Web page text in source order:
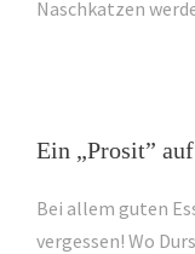
Naschkatzen
Ein „Prosit”
Bei allem guten
vergessen! Wo